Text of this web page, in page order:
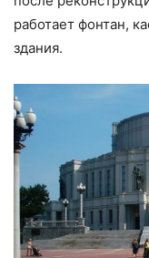
работает фонтан,
здания.